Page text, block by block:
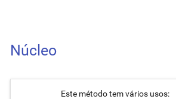
Núcleo
Este método tem vários usos: